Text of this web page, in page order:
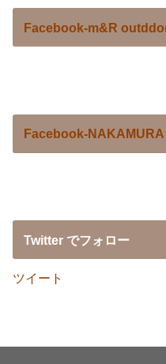
Facebook-m&R
Facebook-NAKAMURA
Twitter でフォロー
ツイート